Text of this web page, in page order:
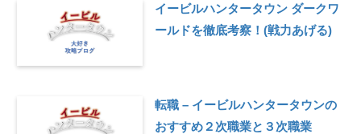
イービルハンタータウン ダークワ
ールドを徹底考察！(戦力あげる)
転職 – イービルハンタータウンの
おすすめ２次職業と３次職業